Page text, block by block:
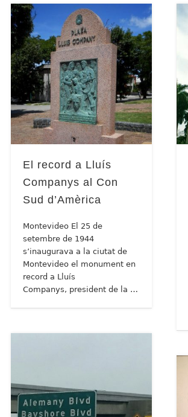
El record a Lluís
Companys al Con
Sud d’Amèrica
Montevideo El 25 de
setembre de 1944
s’inaugurava a la ciutat de
Montevideo el monument en
record a Lluís
Companys, president de la …